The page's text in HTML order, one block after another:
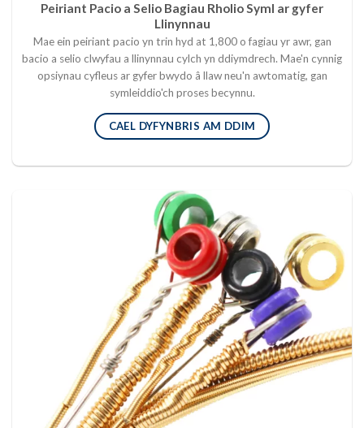
Peiriant Pacio a Selio Bagiau Rholio Syml ar gyfer
Llinynnau
Mae ein peiriant pacio yn trin hyd at 1,800 o fagiau yr awr, gan
bacio a selio clwyfau a llinynnau cylch yn ddiymdrech. Mae'n cynnig
opsiynau cyfleus ar gyfer bwydo â llaw neu'n awtomatig, gan
symleiddio'ch proses becynnu.
CAEL DYFYNBRIS AM DDIM